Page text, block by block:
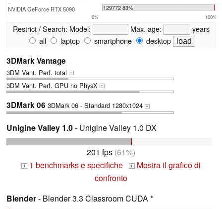
NVIDIA GeForce RTX 5090 129772 83%
0% 100%
Restrict / Search: Model: Max. age:
years
all
laptop smartphone desktop
3DMark Vantage
3DM Vant. Perf. total +
3DM Vant. Perf. GPU no PhysX +
3DMark 06 3DMark 06 - Standard 1280x1024 +
Unigine Valley 1.0- Unigine Valley 1.0 DX
201 fps (61%)
+ 1 benchmarks e specifiche + Mostra il grafico di
confronto
Blender- Blender 3.3 Classroom CUDA *